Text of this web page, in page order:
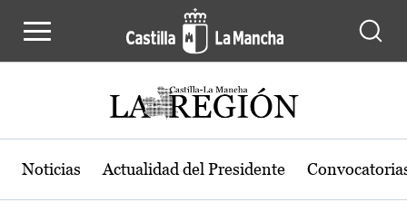
Actualidad de la región de Castilla-
Noticias Actualidad del Presidente